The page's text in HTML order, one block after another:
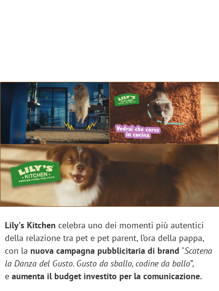
Lily's Kitchen celebra uno dei momenti più autentici
della relazione tra pet e pet parent, l’ora della pappa,
con la nuova campagna pubblicitaria di brand "Scatena
la Danza del Gusto. Gusto da sballo, codine da ballo”,
e aumenta il budget investito per la comunicazione.